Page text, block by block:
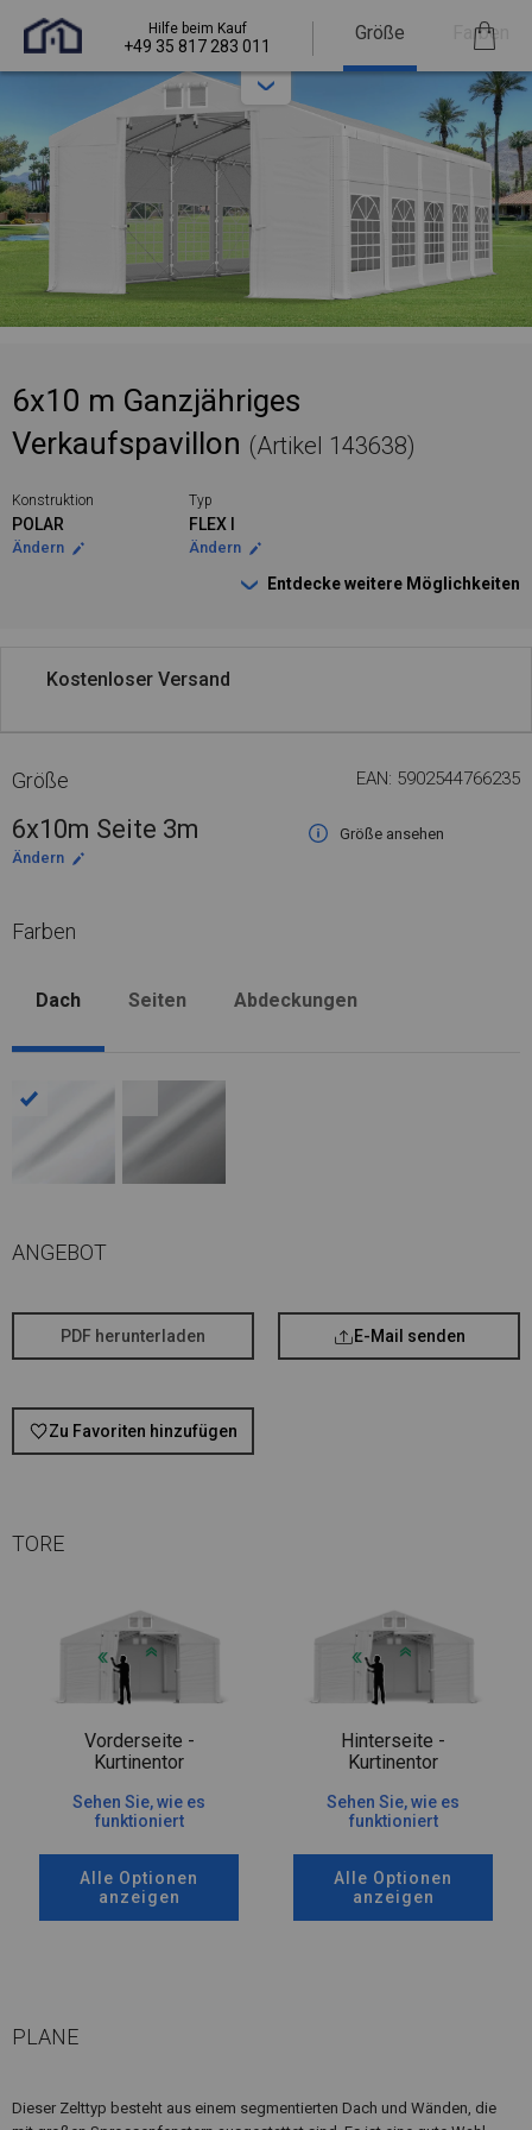
Hilfe beim Kauf
+49 35 817 283 011
Größe Farben
6x10 m Ganzjähriges
Verkaufspavillon (Artikel 143638)
Konstruktion
POLAR
Ändern
Typ
FLEX I
Ändern
Entdecke weitere Möglichkeiten
Kostenloser Versand
Größe EAN: 5902544766235
6x10m Seite 3m
Größe ansehen
Ändern
Farben
Dach Seiten Abdeckungen
ANGEBOT
PDF herunterladen E-Mail senden
Zu Favoriten hinzufügen
TORE
Vorderseite -
Kurtinentor
Sehen Sie, wie es
funktioniert
Alle Optionen
anzeigen
Hinterseite -
Kurtinentor
Sehen Sie, wie es
funktioniert
Alle Optionen
anzeigen
PLANE
Dieser Zelttyp besteht aus einem segmentierten Dach und Wänden, die